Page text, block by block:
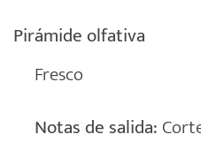
Pirámide olfativa
Fresco
Notas de salida: